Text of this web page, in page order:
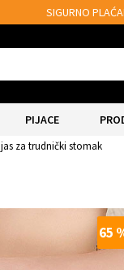
SIGURNO
PIJACE
za trudnički stomak
65